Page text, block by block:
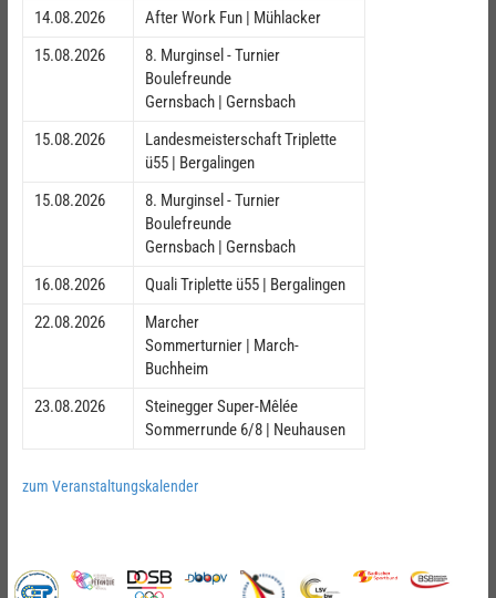
14.08.2026
After Work Fun | Mühlacker
15.08.2026
8. Murginsel - Turnier
Boulefreunde
Gernsbach | Gernsbach
15.08.2026
Landesmeisterschaft Triplette
ü55 | Bergalingen
15.08.2026
8. Murginsel - Turnier
Boulefreunde
Gernsbach | Gernsbach
16.08.2026
Quali Triplette ü55 | Bergalingen
22.08.2026
Marcher
Sommerturnier | March-
Buchheim
23.08.2026
Steinegger Super-Mêlée
Sommerrunde 6/8 | Neuhausen
zum Veranstaltungskalender